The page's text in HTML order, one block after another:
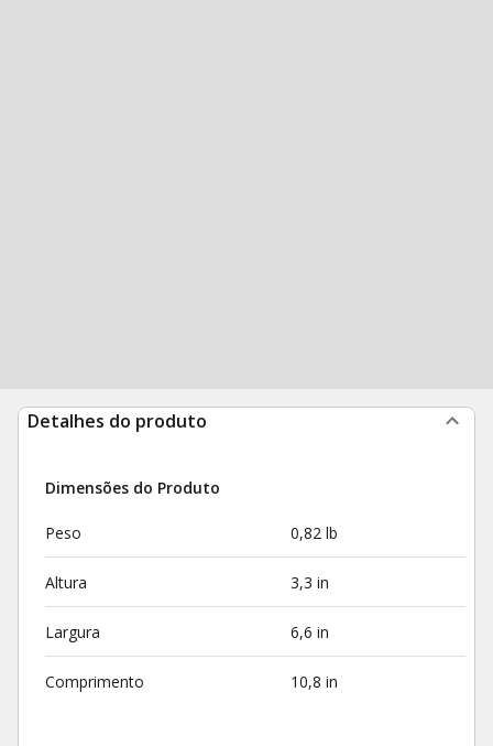
Detalhes do produto
Dimensões do Produto
Peso 0,82 lb
Altura 3,3 in
Largura 6,6 in
Comprimento 10,8 in